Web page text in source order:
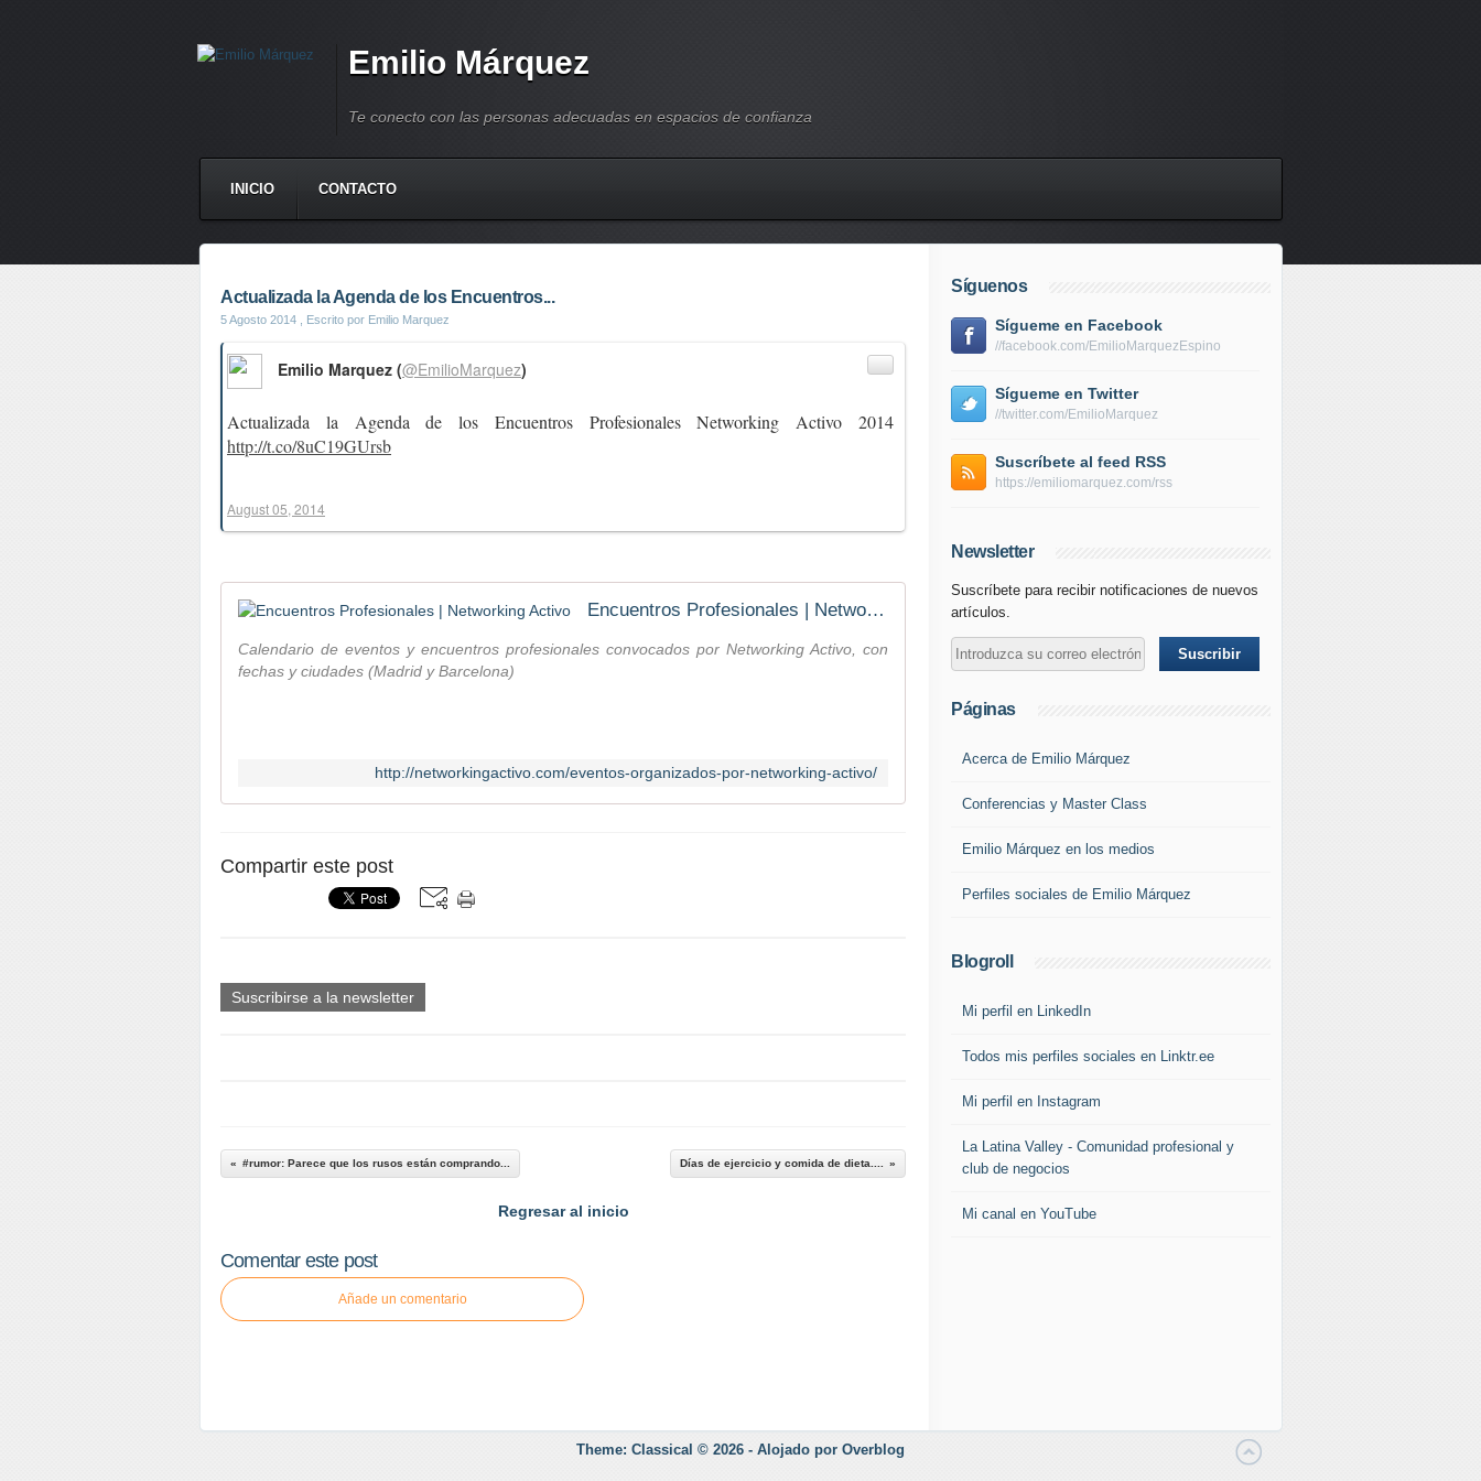
Emilio Márquez
Te conecto con las personas adecuadas en espacios de confianza
INICIO CONTACTO
Actualizada la Agenda de los Encuentros...
5 Agosto 2014 , Escrito por Emilio Marquez
Actualizada la Agenda de los Encuentros Profesionales Networking Activo 2014
http://t.co/8uC19GUrsb
Emilio Marquez (@EmilioMarquez)
August 05, 2014
Encuentros Profesionales | Networking Activo
Calendario de eventos y encuentros profesionales convocados por Networking Activo, con
fechas y ciudades (Madrid y Barcelona)
http://networkingactivo.com/eventos-organizados-por-networking-activo/
Compartir este post
Suscribirse a la newsletter
#rumor: Parece que los rusos están comprando... Días de ejercicio y comida de dieta....
Regresar al inicio
Comentar este post
Añade un comentario
Síguenos
Sígueme en Facebook
//facebook.com/EmilioMarquezEspino
Sígueme en Twitter
//twitter.com/EmilioMarquez
Suscríbete al feed RSS
https://emiliomarquez.com/rss
Newsletter
Suscríbete para recibir notificaciones de nuevos
artículos.
Páginas
Acerca de Emilio Márquez
Conferencias y Master Class
Emilio Márquez en los medios
Perfiles sociales de Emilio Márquez
Blogroll
Mi perfil en LinkedIn
Todos mis perfiles sociales en Linktr.ee
Mi perfil en Instagram
La Latina Valley - Comunidad profesional y
club de negocios
Mi canal en YouTube
Theme: Classical © 2026 - Alojado por Overblog